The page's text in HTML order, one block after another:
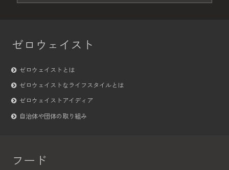
ゼロウェイスト
ゼロウェイストとは
ゼロウェイストなライフスタイルとは
ゼロウェイストアイディア
自治体や団体の取り組み
フード